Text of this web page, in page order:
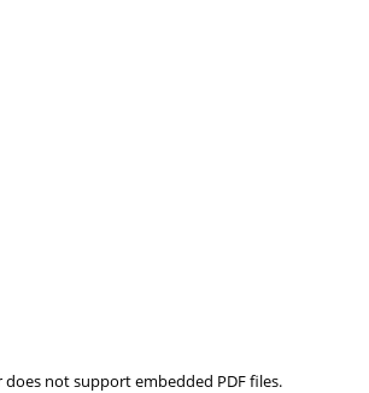
does not support embedded PDF files.